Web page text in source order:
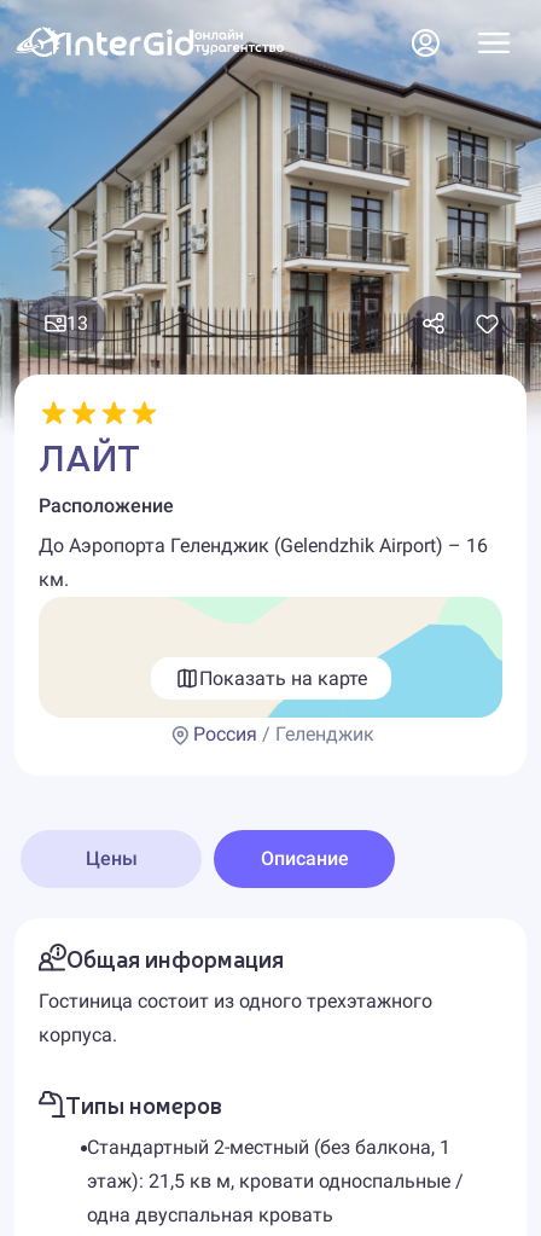
13
ЛАЙТ
Расположение
До Аэропорта Геленджик (Gelendzhik Airport) – 16
км.
Показать на карте
Россия / Геленджик
Цены Описание
Общая информация
Гостиница состоит из одного трехэтажного
корпуса.
Типы номеров
Стандартный 2-местный (без балкона, 1
этаж): 21,5 кв м, кровати односпальные /
одна двуспальная кровать